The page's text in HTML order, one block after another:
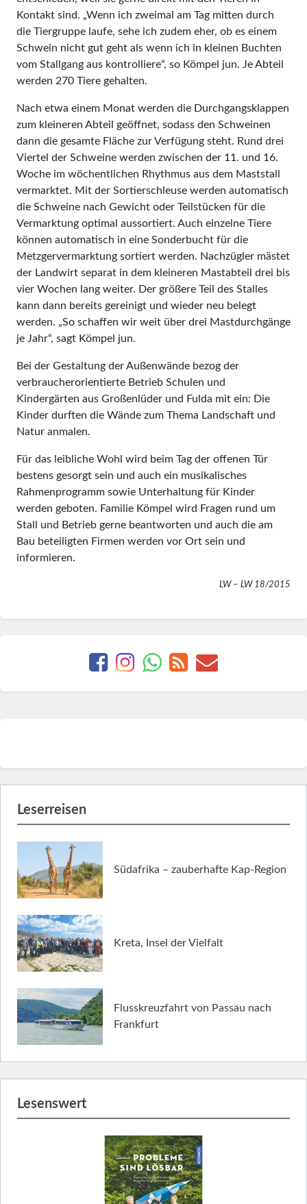
Kontakt sind. „Wenn ich zweimal am Tag mitten durch
die Tiergruppe laufe, sehe ich zudem eher, ob es einem
Schwein nicht gut geht als wenn ich in kleinen Buchten
vom Stallgang aus kontrolliere“, so Kömpel jun. Je Abteil
werden 270 Tiere gehalten.
Nach etwa einem Monat werden die Durchgangsklappen
zum kleineren Abteil geöffnet, sodass den Schweinen
dann die gesamte Fläche zur Verfügung steht. Rund drei
Viertel der Schweine werden zwischen der 11. und 16.
Woche im wöchentlichen Rhythmus aus dem Maststall
vermarktet. Mit der Sortierschleuse werden automatisch
die Schweine nach Gewicht oder Teilstücken für die
Vermarktung optimal aussortiert. Auch einzelne Tiere
können automatisch in eine Sonderbucht für die
Metzgervermarktung sortiert werden. Nachzügler mästet
der Landwirt separat in dem kleineren Mastabteil drei bis
vier Wochen lang weiter. Der größere Teil des Stalles
kann dann bereits gereinigt und wieder neu belegt
werden. „So schaffen wir weit über drei Mastdurchgänge
je Jahr“, sagt Kömpel jun.
Bei der Gestaltung der Außenwände bezog der
verbraucher­orientierte Betrieb Schulen und
Kindergärten aus Großenlüder und Fulda mit ein: Die
Kinder durften die Wände zum Thema Landschaft und
Natur anmalen.
Für das leibliche Wohl wird beim Tag der offenen Tür
bestens gesorgt sein und auch ein musikalisches
Rahmenprogramm sowie Unterhaltung für Kinder
werden geboten. Familie Kömpel wird Fragen rund um
Stall und Betrieb gerne beantworten und auch die am
Bau beteiligten Firmen werden vor Ort sein und
informieren.
LW – LW 18/2015
Leserreisen
Südafrika – zauberhafte Kap-Region
Kreta, Insel der Vielfalt
Flusskreuzfahrt von Passau nach
Frankfurt
Lesenswert